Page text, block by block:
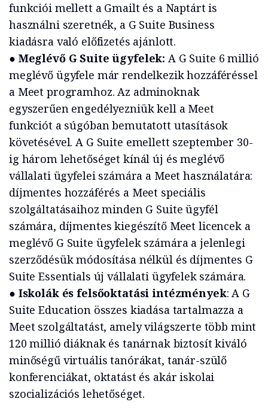
funkciói mellett a Gmailt és a Naptárt is
használni szeretnék, a G Suite Business
kiadásra való előfizetés ajánlott.
● Meglévő G Suite ügyfelek: A G Suite 6 millió
meglévő ügyfele már rendelkezik hozzáféréssel
a Meet programhoz. Az adminoknak
egyszerűen engedélyezniük kell a Meet
funkciót a súgóban bemutatott utasítások
követésével. A G Suite emellett szeptember 30-
ig három lehetőséget kínál új és meglévő
vállalati ügyfelei számára a Meet használatára:
díjmentes hozzáférés a Meet speciális
szolgáltatásaihoz minden G Suite ügyfél
számára, díjmentes kiegészítő Meet licencek a
meglévő G Suite ügyfelek számára a jelenlegi
szerződésük módosítása nélkül és díjmentes G
Suite Essentials új vállalati ügyfelek számára.
● Iskolák és felsőoktatási intézmények: A G
Suite Education összes kiadása tartalmazza a
Meet szolgáltatást, amely világszerte több mint
120 millió diáknak és tanárnak biztosít kiváló
minőségű virtuális tanórákat, tanár-szülő
konferenciákat, oktatást és akár iskolai
szocializációs lehetőséget.